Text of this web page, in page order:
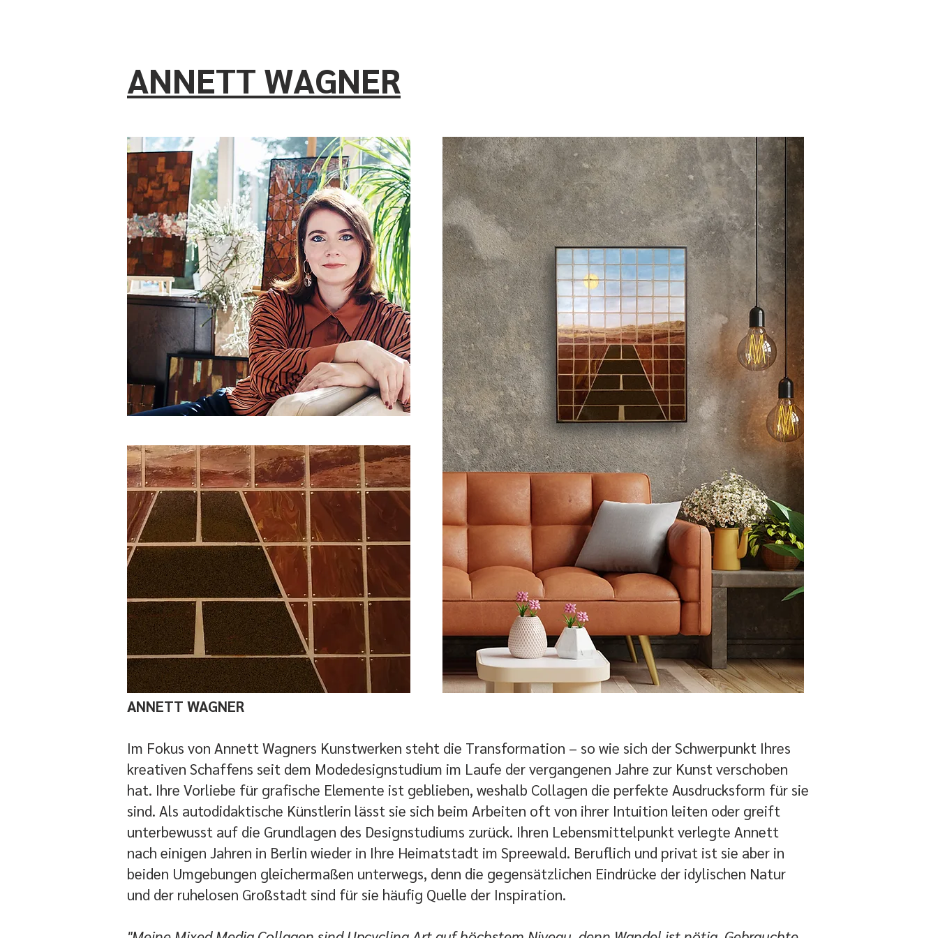
ANNETT WAGNER
ANNETT WAGNER
​Im Fokus von Annett Wagners Kunstwerken steht die Transformation – so wie sich der Schwerpunkt Ihres
kreativen Schaffens seit dem Modedesignstudium im Laufe der vergangenen Jahre zur Kunst verschoben
hat. Ihre Vorliebe für grafische Elemente ist geblieben, weshalb Collagen die perfekte Ausdrucksform für sie
sind. Als autodidaktische Künstlerin lässt sie sich beim Arbeiten oft von ihrer Intuition leiten oder greift
unterbewusst auf die Grundlagen des Designstudiums zurück. Ihren Lebensmittelpunkt verlegte Annett
nach einigen Jahren in Berlin wieder in Ihre Heimatstadt im Spreewald. Beruflich und privat ist sie aber in
beiden Umgebungen gleichermaßen unterwegs, denn die gegensätzlichen Eindrücke der idylischen Natur
und der ruhelosen Großstadt sind für sie häufig Quelle der Inspiration.